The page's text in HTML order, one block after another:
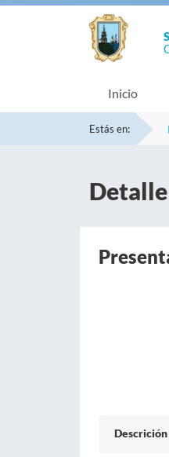
Inicio
Estás en:
Descrición